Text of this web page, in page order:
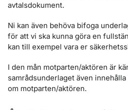
avtalsdokument.
Ni kan även behöva bifoga
för att vi ska kunna göra en
kan till exempel vara er
I den mån motparten/aktören är
samrådsunderlaget även
om motparten/aktören.